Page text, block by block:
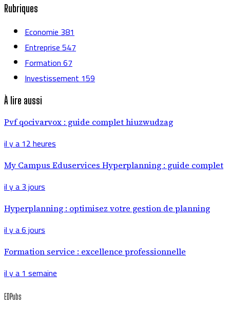
Rubriques
Economie381
Entreprise547
Formation67
Investissement159
À lire aussi
Pvf qocivarvox : guide complet hiuzwudzag
il y a 12 heures
My Campus Eduservices Hyperplanning : guide complet
il y a 3 jours
Hyperplanning : optimisez votre gestion de planning
il y a 6 jours
Formation service : excellence professionnelle
il y a 1 semaine
EDPubs